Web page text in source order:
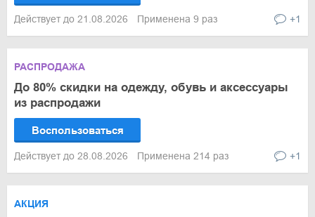
Действует до 21.08.2026 Применена 9 раз +1
РАСПРОДАЖА
До 80% скидки на одежду, обувь и аксессуары
из распродажи
Воспользоваться
Действует до 28.08.2026 Применена 214 раз +1
АКЦИЯ